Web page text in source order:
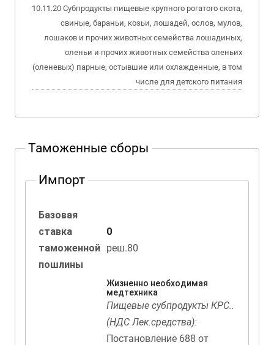
10.11.20 Субпродукты пищевые крупного рогатого скота,
свиные, бараньи, козьи, лошадей, ослов, мулов,
лошаков и прочих животных семейства лошадиных,
оленьи и прочих животных семейства оленьих
(оленевых) парные, остывшие или охлажденные, в том
числе для детского питания
Таможенные сборы
Импорт
Базовая
ставка
таможенной
пошлины
0
реш.80
Жизненно необходимая
медтехника
Пищевые субпродукты КРС..
(НДС Лек.средства):
Постановление 688 от